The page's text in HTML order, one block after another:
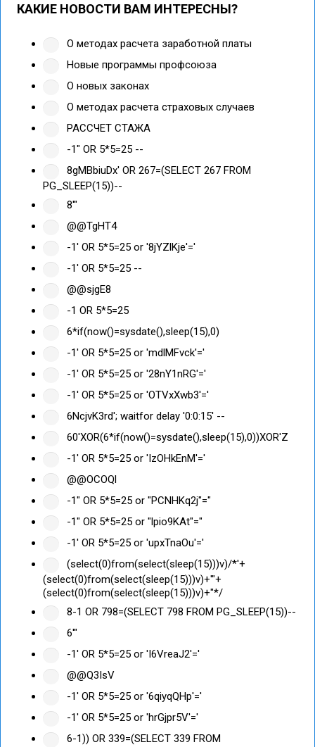
КАКИЕ НОВОСТИ ВАМ ИНТЕРЕСНЫ?
О методах расчета заработной платы
Новые программы профсоюза
О новых законах
О методах расчета страховых случаев
РАССЧЕТ СТАЖА
-1" OR 5*5=25 --
8gMBbiuDx' OR 267=(SELECT 267 FROM
PG_SLEEP(15))--
8'"
@@TgHT4
-1' OR 5*5=25 or '8jYZlKje'='
-1' OR 5*5=25 --
@@sjgE8
-1 OR 5*5=25
6*if(now()=sysdate(),sleep(15),0)
-1' OR 5*5=25 or 'mdlMFvck'='
-1' OR 5*5=25 or '28nY1nRG'='
-1' OR 5*5=25 or 'OTVxXwb3'='
6NcjvK3rd'; waitfor delay '0:0:15' --
60'XOR(6*if(now()=sysdate(),sleep(15),0))XOR'Z
-1' OR 5*5=25 or 'IzOHkEnM'='
@@OCOQl
-1" OR 5*5=25 or "PCNHKq2j"="
-1" OR 5*5=25 or "lpio9KAt"="
-1' OR 5*5=25 or 'upxTnaOu'='
(select(0)from(select(sleep(15)))v)/*'+
(select(0)from(select(sleep(15)))v)+'"+
(select(0)from(select(sleep(15)))v)+"*/
8-1 OR 798=(SELECT 798 FROM PG_SLEEP(15))--
6'"
-1' OR 5*5=25 or 'I6VreaJ2'='
@@Q3IsV
-1' OR 5*5=25 or '6qiyqQHp'='
-1' OR 5*5=25 or 'hrGjpr5V'='
6-1)) OR 339=(SELECT 339 FROM